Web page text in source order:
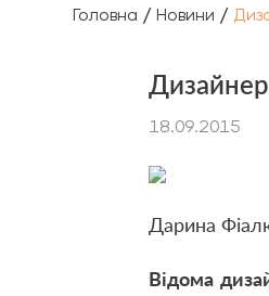
Головна / Новини /
18.09.2015
Дарина
Відома